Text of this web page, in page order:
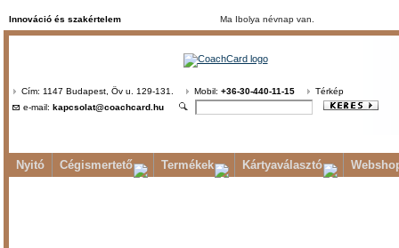
Innováció és szakértelem Ma Ibolya névnap van.
Cím: 1147 Budapest, Öv u. 129-131. Mobil: +36-30-440-11-15
Térkép
e-mail: kapcsolat@coachcard.hu
Nyitó Cégismertető Termékek Kártyaválasztó